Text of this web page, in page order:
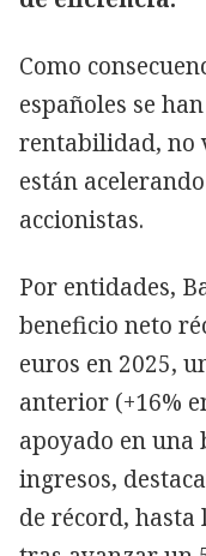
Como
españoles se
rentabilidad, no
están
accionistas.
Por entidades,
beneficio neto
euros en 2025,
anterior (+16%
apoyado en una
ingresos,
de récord, hasta